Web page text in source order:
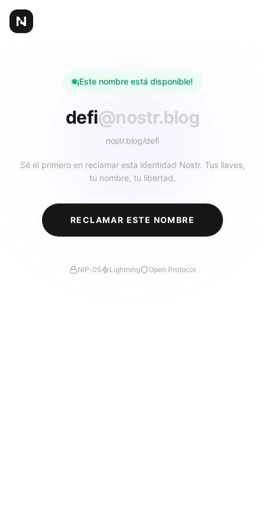
¡Este nombre está disponible!
defi@nostr.blog
nostr.blog/defi
Sé el primero en reclamar esta identidad Nostr. Tus llaves,
tu nombre, tu libertad.
RECLAMAR ESTE NOMBRE
NIP-05 Lightning Open Protocol